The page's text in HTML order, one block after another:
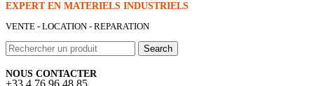
EXPERT EN MATERIELS INDUSTRIELS
VENTE - LOCATION - REPARATION
Search
NOUS CONTACTER